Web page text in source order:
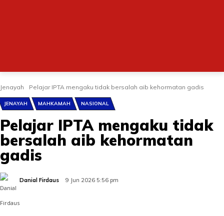
Jenayah Pelajar IPTA mengaku tidak bersalah aib kehormatan gadis
JENAYAH MAHKAMAH NASIONAL
Pelajar IPTA mengaku tidak
bersalah aib kehormatan
gadis
Danial Firdaus 9 Jun 2026 5:56 pm